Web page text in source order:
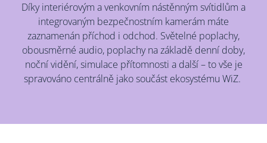
Díky interiérovým a venkovním nástěnným svítidlům a
integrovaným bezpečnostním kamerám máte
zaznamenán příchod i odchod. Světelné poplachy,
obousměrné audio, poplachy na základě denní doby,
noční vidění, simulace přítomnosti a další – to vše je
spravováno centrálně jako součást ekosystému WiZ.